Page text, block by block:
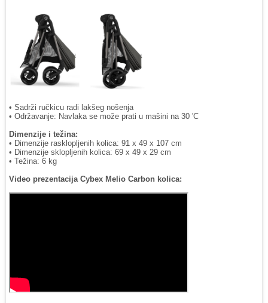
• Sadrži ručkicu radi lakšeg nošenja
• Održavanje: Navlaka se može prati u mašini na 30 'C
Dimenzije i težina:
• Dimenzije rasklopljenih kolica: 91 x 49 x 107 cm
• Dimenzije sklopljenih kolica: 69 x 49 x 29 cm
• Težina: 6 kg
Video prezentacija Cybex Melio Carbon kolica: